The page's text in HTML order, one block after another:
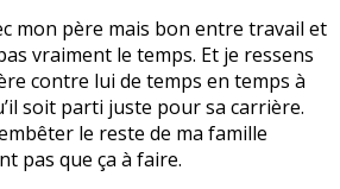
mon père mais bon entre travail et
vraiment le temps. Et je ressens
contre lui de temps en temps à
soit parti juste pour sa carrière.
le reste de ma famille
pas que ça à faire.